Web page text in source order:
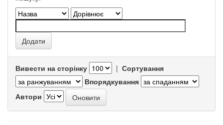
Вивести на сторінку | Сортування
Впорядкування
Автори